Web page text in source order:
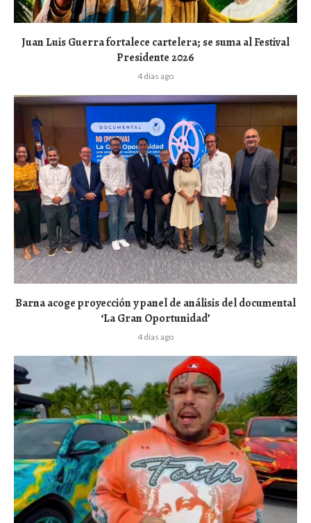
Juan Luis Guerra fortalece cartelera; se suma al Festival
Presidente 2026
4 días ago
Barna acoge proyección y panel de análisis del documental
‘La Gran Oportunidad’
4 días ago